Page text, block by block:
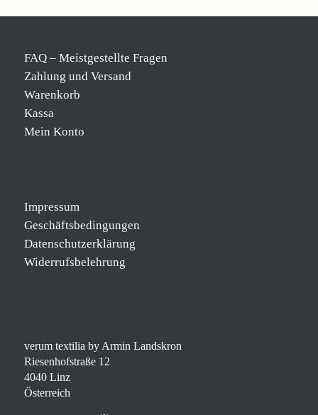
FAQ – Meistgestellte Fragen
Zahlung und Versand
Warenkorb
Kassa
Mein Konto
Impressum
Geschäftsbedingungen
Datenschutzerklärung
Widerrufsbelehrung
verum textilia by Armin Landskron
Riesenhofstraße 12
4040 Linz
Österreich